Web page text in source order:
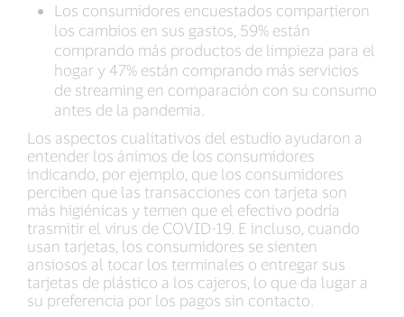
Los consumidores encuestados compartieron
los cambios en sus gastos, 59% están
comprando más productos de limpieza para el
hogar y 47% están comprando más servicios
de streaming en comparación con su consumo
antes de la pandemia.
Los aspectos cualitativos del estudio ayudaron a
entender los ánimos de los consumidores
indicando, por ejemplo, que los consumidores
perciben que las transacciones con tarjeta son
más higiénicas y temen que el efectivo podría
trasmitir el virus de COVID-19. E incluso, cuando
usan tarjetas, los consumidores se sienten
ansiosos al tocar los terminales o entregar sus
tarjetas de plástico a los cajeros, lo que da lugar a
su preferencia por los pagos sin contacto.